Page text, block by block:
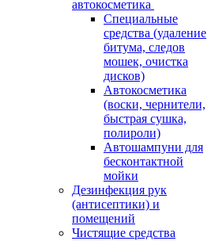
автокосметика
Специальные
средства (удаление
битума, следов
мошек, очистка
дисков)
Автокосметика
(воски, чернители,
быстрая сушка,
полироли)
Автошампуни для
бесконтактной
мойки
Дезинфекция рук
(антисептики) и
помещений
Чистящие средства